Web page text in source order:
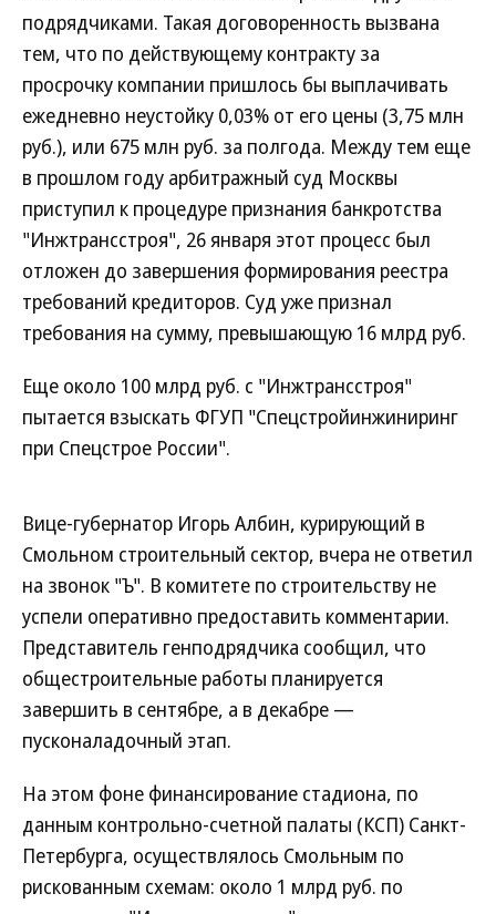
подрядчиками. Такая договоренность вызвана
тем, что по действующему контракту за
просрочку компании пришлось бы выплачивать
ежедневно неустойку 0,03% от его цены (3,75 млн
руб.), или 675 млн руб. за полгода. Между тем еще
в прошлом году арбитражный суд Москвы
приступил к процедуре признания банкротства
"Инжтрансстроя", 26 января этот процесс был
отложен до завершения формирования реестра
требований кредиторов. Суд уже признал
требования на сумму, превышающую 16 млрд руб.
Еще около 100 млрд руб. с "Инжтрансстроя"
пытается взыскать ФГУП "Спецстройинжиниринг
при Спецстрое России".
Вице-губернатор Игорь Албин, курирующий в
Смольном строительный сектор, вчера не ответил
на звонок "Ъ". В комитете по строительству не
успели оперативно предоставить комментарии.
Представитель генподрядчика сообщил, что
общестроительные работы планируется
завершить в сентябре, а в декабре —
пусконаладочный этап.
На этом фоне финансирование стадиона, по
данным контрольно-счетной палаты (КСП) Санкт-
Петербурга, осуществлялось Смольным по
рискованным схемам: около 1 млрд руб. по